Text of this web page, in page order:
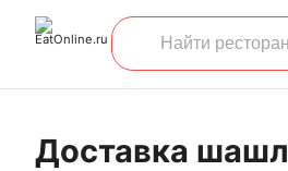
Доставка